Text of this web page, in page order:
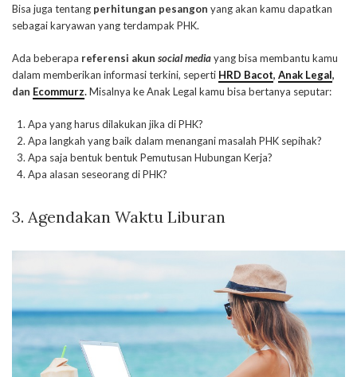
Bisa juga tentang perhitungan pesangon yang akan kamu dapatkan
sebagai karyawan yang terdampak PHK.
Ada beberapa referensi akun social mediayang bisa membantu kamu
dalam memberikan informasi terkini, seperti HRD Bacot, Anak Legal,
dan Ecommurz.Misalnya ke Anak Legal kamu bisa bertanya seputar:
Apa yang harus dilakukan jika di PHK?
Apa langkah yang baik dalam menangani masalah PHK sepihak?
Apa saja bentuk bentuk Pemutusan Hubungan Kerja?
Apa alasan seseorang di PHK?
3. Agendakan Waktu Liburan